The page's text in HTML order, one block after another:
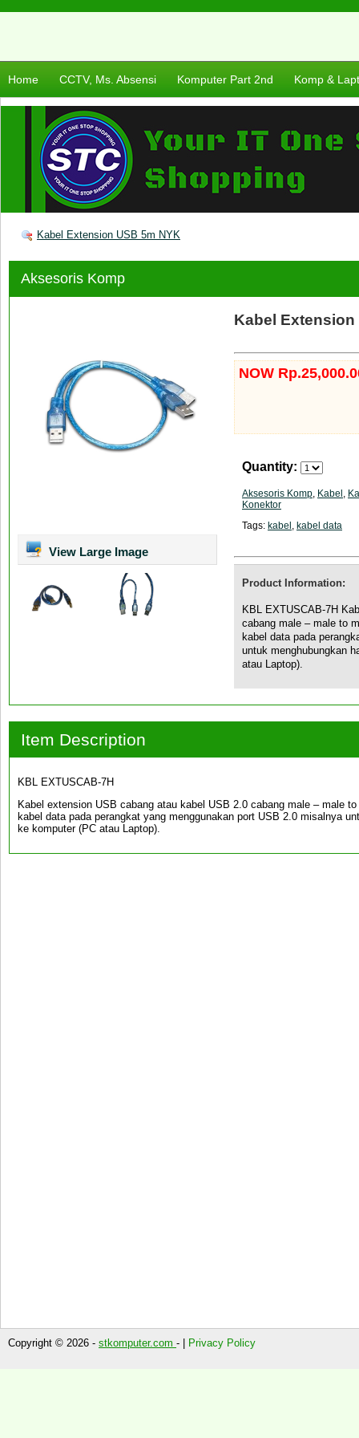
Home CCTV, Ms. Absensi Komputer Part 2nd Komp &
Kabel Extension USB 5m NYK
Aksesoris Komp
View Large Image
Kabel Extension
NOW
Quantity:
Aksesoris Komp, Kabel ,
Konektor
Tags: kabel , kabel data
Product Information:
KBL EXTUSCAB-7H
cabang male – male to
kabel data pada
untuk menghubungkan
atau Laptop).
Item Description
KBL EXTUSCAB-7H
Kabel extension USB cabang atau kabel USB 2.0 cabang male – male
kabel data pada perangkat yang menggunakan port USB 2.0 misalnya
ke komputer (PC atau Laptop).
Copyright © 2026 - stkomputer.com - | Privacy Policy